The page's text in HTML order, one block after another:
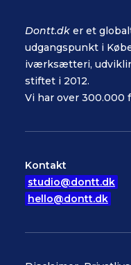
Dontt.dk er et
udgangspunkt i
iværksætteri,
stiftet i 2012.
Vi har over 300.000
Kontakt
studio@dontt.dk
hello@dontt.dk